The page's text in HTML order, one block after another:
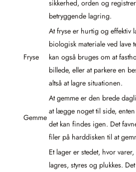
sikkerhed, orden og
betryggende lagring.
Fryse
At fryse er hurtig og effektiv
biologisk materiale ved lave
kan også bruges om at
billede, eller at parkere en
altså at lagre situationen.
Gemme
At gemme er den brede
at lægge noget til side,
det kan findes igen. Det
filer på harddisken til at
Et lager er stedet, hvor
lagres, styres og plukkes.